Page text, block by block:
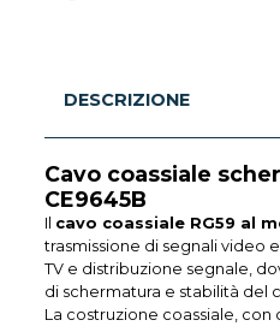
DESCRIZIONE
Cavo coassiale
CE9645B
Il cavo coassiale RG59 al
trasmissione di segnali video
TV e distribuzione segnale,
di schermatura e stabilità del
La costruzione coassiale,